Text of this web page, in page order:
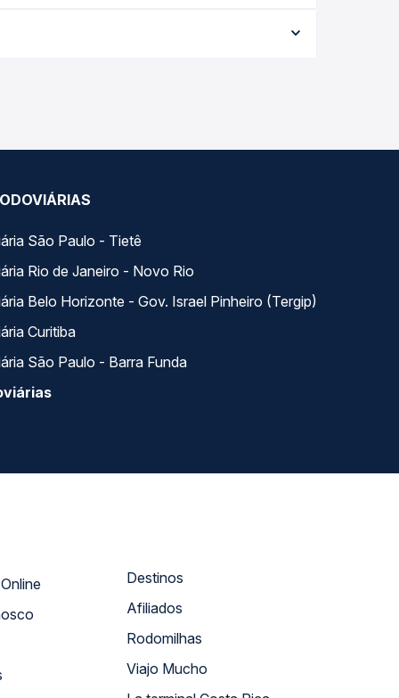
em tempo real e garante a melhor oferta
São Paulo - Tietê
Rio de Janeiro - Novo Rio
Belo Horizonte - Gov. Israel Pinheiro (Tergip)
Curitiba
São Paulo - Barra Funda
Atendimento Online
Destinos
Afiliados
Rodomilhas
Viajo Mucho